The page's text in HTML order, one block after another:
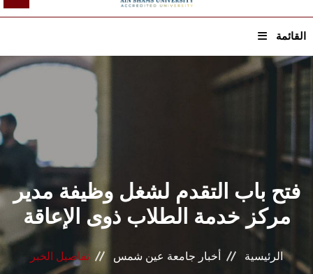
القائمة
الرئيسيـة
عن الجامعة
القطاعـات
الشئون الأكاديمية
البحث العلمي
الرعاية الصحية
فتح باب التقدم لشغل وظيفة مدير
مركز خدمة الطلاب ذوى الإعاقة
الرئيسية أخبار جامعة عين شمس تفاصيل الخبر